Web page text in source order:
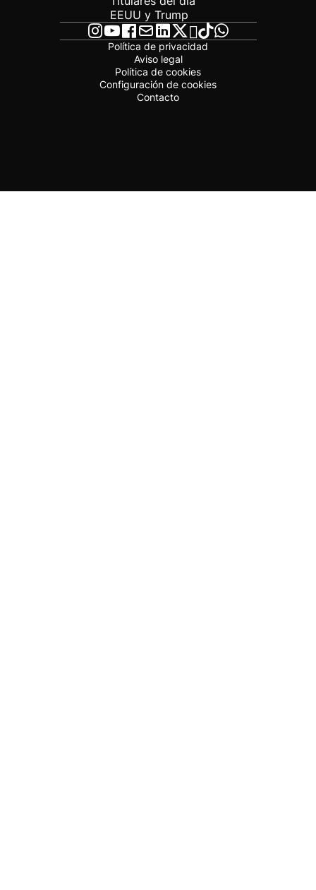
EEUU y Trump
Política de privacidad
Aviso legal
Política de cookies
Configuración de cookies
Contacto